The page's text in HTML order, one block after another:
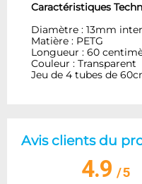
Caractéristiques
Diamètre : 13mm
Matière : PETG
Longueur : 60
Couleur : Transparent
Jeu de 4 tubes de
Avis clients du
4.9/5